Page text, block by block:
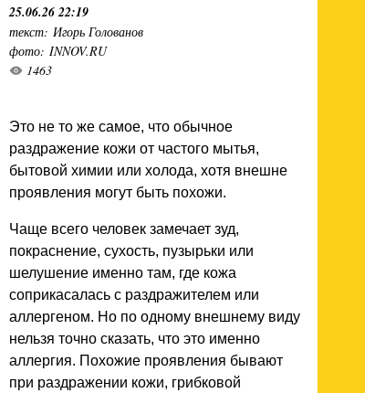
25.06.26 22:19
текст: Игорь Голованов
фото: INNOV.RU
1463
Это не то же самое, что обычное
раздражение кожи от частого мытья,
бытовой химии или холода, хотя внешне
проявления могут быть похожи.
Чаще всего человек замечает зуд,
покраснение, сухость, пузырьки или
шелушение именно там, где кожа
соприкасалась с раздражителем или
аллергеном. Но по одному внешнему виду
нельзя точно сказать, что это именно
аллергия. Похожие проявления бывают
при раздражении кожи, грибковой